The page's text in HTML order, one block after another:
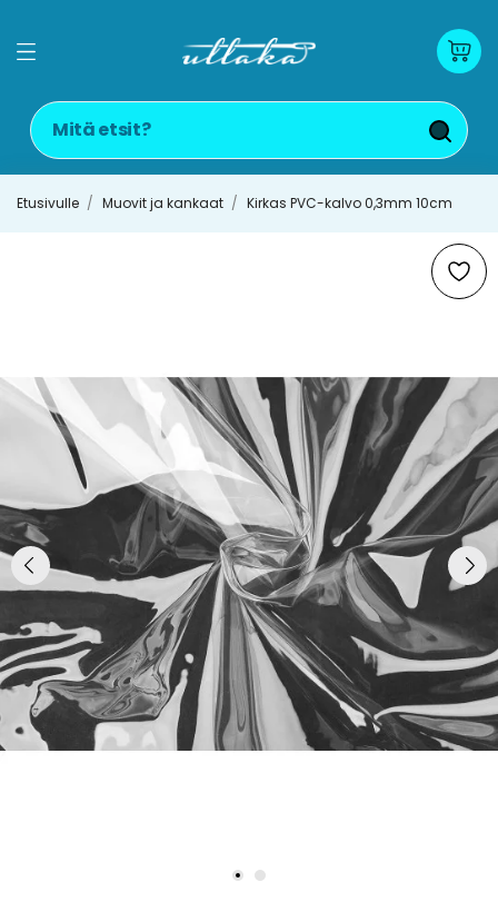
Etusivulle Muovit ja kankaat Kirkas PVC-kalvo 0,3mm 10cm